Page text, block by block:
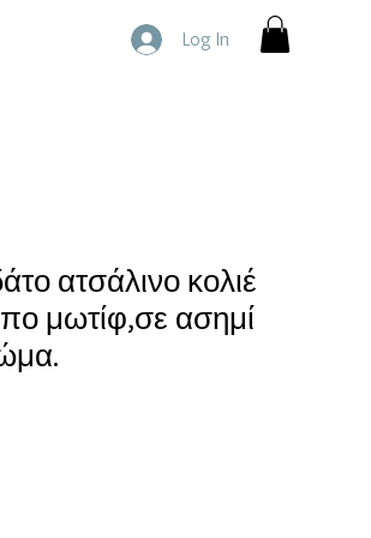
Log In
ατσάλινο κολιέ
μωτίφ,σε ασημί